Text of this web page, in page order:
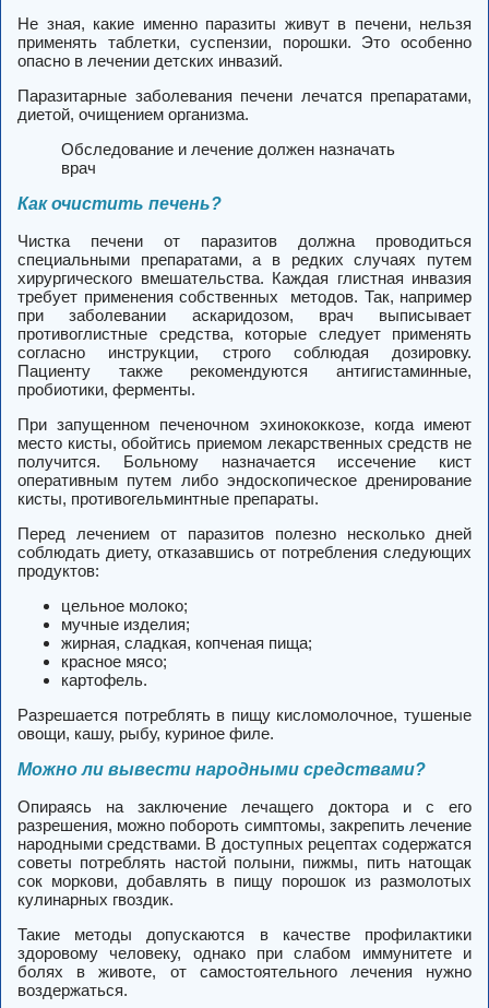
Не зная, какие именно паразиты живут в печени, нельзя
применять таблетки, суспензии, порошки. Это особенно
опасно в лечении детских инвазий.
Паразитарные заболевания печени лечатся препаратами,
диетой, очищением организма.
Обследование и лечение должен назначать
врач
Как очистить печень?
Чистка печени от паразитов должна проводиться
специальными препаратами, а в редких случаях путем
хирургического вмешательства. Каждая глистная инвазия
требует применения собственных методов. Так, например
при заболевании аскаридозом, врач выписывает
противоглистные средства, которые следует применять
согласно инструкции, строго соблюдая дозировку.
Пациенту также рекомендуются антигистаминные,
пробиотики, ферменты.
При запущенном печеночном эхинококкозе, когда имеют
место кисты, обойтись приемом лекарственных средств не
получится. Больному назначается иссечение кист
оперативным путем либо эндоскопическое дренирование
кисты, противогельминтные препараты.
Перед лечением от паразитов полезно несколько дней
соблюдать диету, отказавшись от потребления следующих
продуктов:
цельное молоко;
мучные изделия;
жирная, сладкая, копченая пища;
красное мясо;
картофель.
Разрешается потреблять в пищу кисломолочное, тушеные
овощи, кашу, рыбу, куриное филе.
Можно ли вывести народными средствами?
Опираясь на заключение лечащего доктора и с его
разрешения, можно побороть симптомы, закрепить лечение
народными средствами. В доступных рецептах содержатся
советы потреблять настой полыни, пижмы, пить натощак
сок моркови, добавлять в пищу порошок из размолотых
кулинарных гвоздик.
Такие методы допускаются в качестве профилактики
здоровому человеку, однако при слабом иммунитете и
болях в животе, от самостоятельного лечения нужно
воздержаться.